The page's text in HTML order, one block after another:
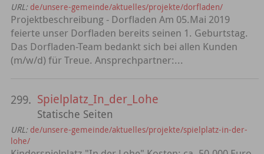
URL: de/unsere-gemeinde/aktuelles/projekte/dorfladen/
Projektbeschreibung - Dorfladen Am 05.Mai 2019
feierte unser Dorfladen bereits seinen 1. Geburtstag.
Das Dorfladen-Team bedankt sich bei allen Kunden
(m/w/d) für Treue. Ansprechpartner:...
299. Spielplatz_In_der_Lohe
Statische Seiten
URL: de/unsere-gemeinde/aktuelles/projekte/spielplatz-in-der-
lohe/